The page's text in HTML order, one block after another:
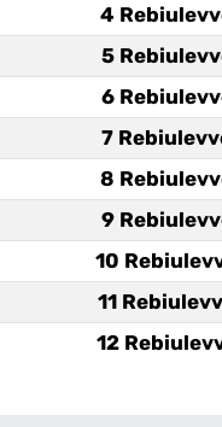
4
5
6
7
8
9
10
11
12